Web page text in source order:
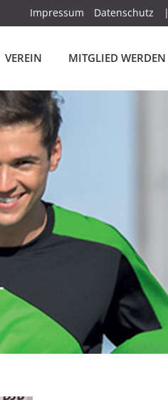
Impressum Datenschutz |
VEREIN MITGLIED WERDEN